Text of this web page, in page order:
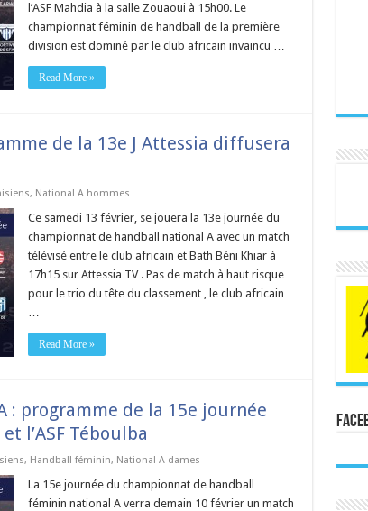
l’ASF Mahdia à la salle Zouaoui à 15h00. Le
championnat féminin de handball de la première
division est dominé par le club africain invaincu …
Read More »
de la 13e J Attessia diffusera
, National A hommes
Ce samedi 13 février, se jouera la 13e journée du
championnat de handball national A avec un match
télévisé entre le club africain et Bath Béni Khiar à
17h15 sur Attessia TV . Pas de match à haut risque
pour le trio du tête du classement , le club africain
…
Read More »
programme de la 15e journée
l’ASF Téboulba
, Handball féminin, National A dames
La 15e journée du championnat de handball
féminin national A verra demain 10 février un match